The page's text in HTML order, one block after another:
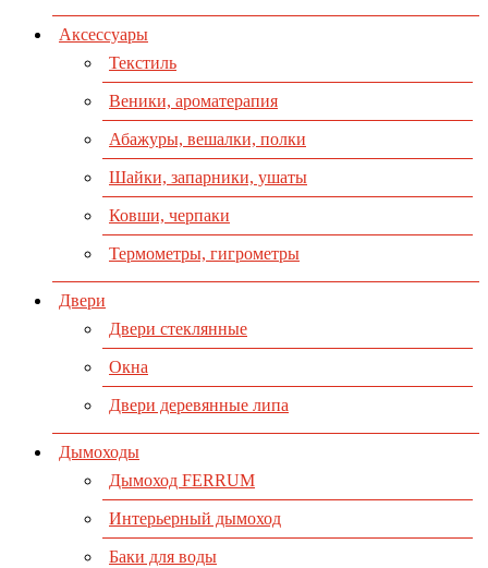
Аксессуары
Текстиль
Веники, ароматерапия
Абажуры, вешалки, полки
Шайки, запарники, ушаты
Ковши, черпаки
Термометры, гигрометры
Двери
Двери стеклянные
Окна
Двери деревянные липа
Дымоходы
Дымоход FERRUM
Интерьерный дымоход
Баки для воды